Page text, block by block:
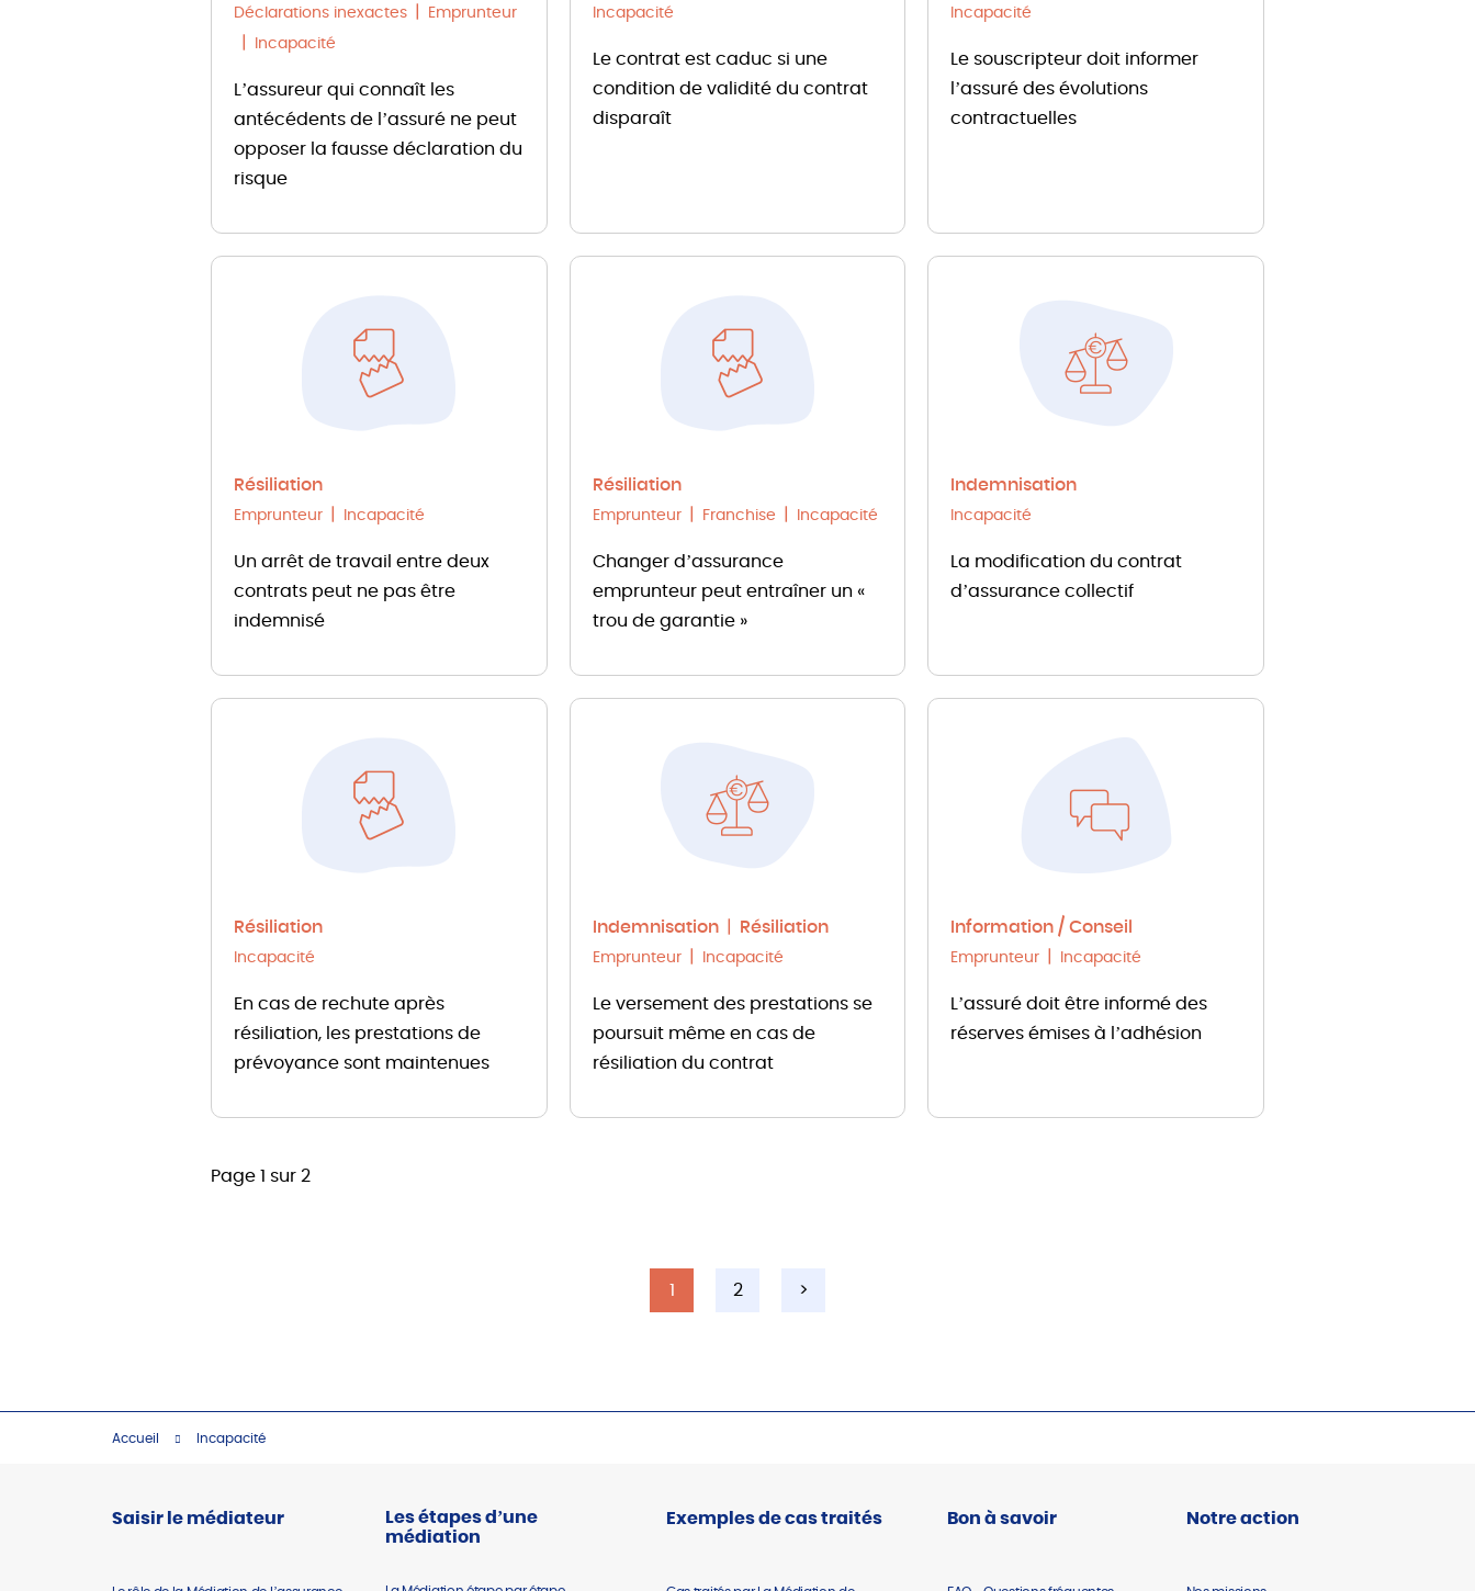
Déclarations inexactes
Emprunteur
Incapacité
L’assureur qui connaît les
antécédents de l’assuré ne peut
opposer la fausse déclaration du
risque
Incapacité
Le contrat est caduc si une
condition de validité du contrat
disparaît
Incapacité
Le souscripteur doit informer
l’assuré des évolutions
contractuelles
Résiliation
Emprunteur Incapacité
Un arrêt de travail entre deux
contrats peut ne pas être
indemnisé
Résiliation
Emprunteur Franchise Incapacité
Changer d’assurance
emprunteur peut entraîner un «
trou de garantie »
Indemnisation
Incapacité
La modification du contrat
d’assurance collectif
Résiliation
Incapacité
En cas de rechute après
résiliation, les prestations de
prévoyance sont maintenues
Indemnisation Résiliation
Emprunteur Incapacité
Le versement des prestations se
poursuit même en cas de
résiliation du contrat
Information / Conseil
Emprunteur Incapacité
L’assuré doit être informé des
réserves émises à l’adhésion
Page 1 sur 2
1 2 >
Accueil Incapacité
Saisir le médiateur
Les étapes d’une
médiation
Exemples de cas traités Bon à savoir Notre action